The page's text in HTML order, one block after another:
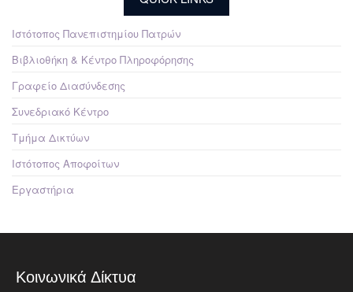
Ιστότοπος Πανεπιστημίου Πατρών
Βιβλιοθήκη & Κέντρο Πληροφόρησης
Γραφείο Διασύνδεσης
Συνεδριακό Κέντρο
Τμήμα Δικτύων
Ιστότοπος Αποφοίτων
Εργαστήρια
Κοινωνικά Δίκτυα